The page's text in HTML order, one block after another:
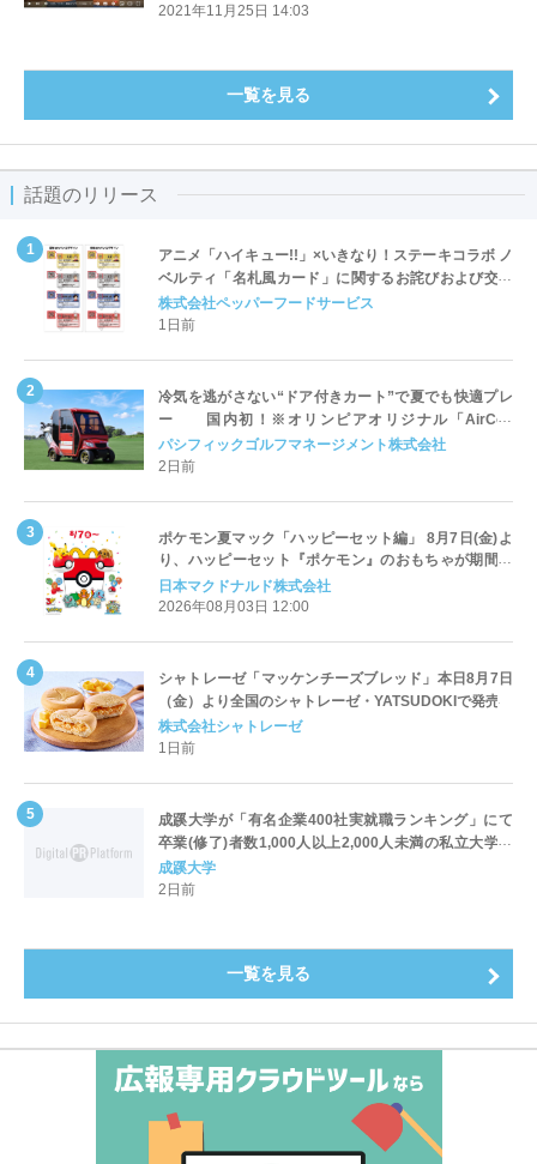
2021年11月25日 14:03
一覧を見る
話題のリリース
アニメ「ハイキュー!!」×いきなり！ステーキコラボ ノ
ベルティ「名札風カード」に関するお詫びおよび交換
対応についてのご案内
株式会社ペッパーフードサービス
1日前
冷気を逃がさない“ドア付きカート”で夏でも快適プレ
ー 国内初！※オリンピアオリジナル「AirCon
Cart（エアコンカート）」導入 | ＰＧＭ
パシフィックゴルフマネージメント株式会社
2日前
ポケモン夏マック「ハッピーセット編」 8月7日(金)よ
り、ハッピーセット『ポケモン』のおもちゃが期間限
定登場
日本マクドナルド株式会社
2026年08月03日 12:00
シャトレーゼ「マッケンチーズブレッド」本日8月7日
（金）より全国のシャトレーゼ・YATSUDOKIで発売
株式会社シャトレーゼ
1日前
成蹊大学が「有名企業400社実就職ランキング」にて
卒業(修了)者数1,000人以上2,000人未満の私立大学で
全国第1位を獲得！～実就職率は26.5%（前年比＋
4.3pt）に伸長、東京の私立大学でも10位にランクイン
成蹊大学
2日前
一覧を見る